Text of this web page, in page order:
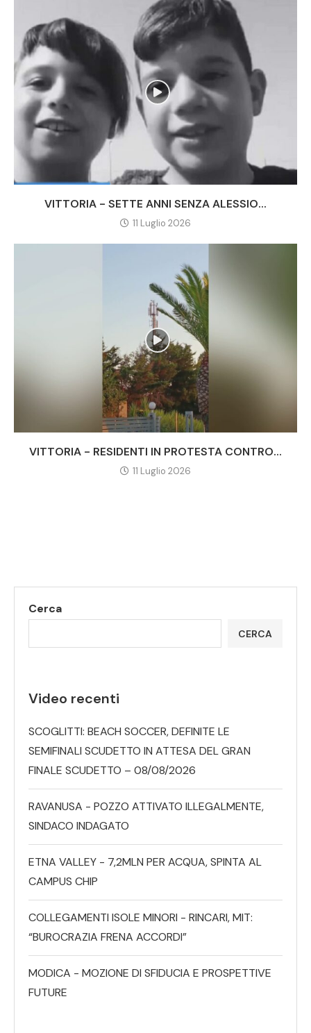
VITTORIA - SETTE ANNI SENZA ALESSIO...
11 Luglio 2026
VITTORIA - RESIDENTI IN PROTESTA CONTRO...
11 Luglio 2026
Cerca
CERCA
Video recenti
SCOGLITTI: BEACH SOCCER, DEFINITE LE
SEMIFINALI SCUDETTO IN ATTESA DEL GRAN
FINALE SCUDETTO – 08/08/2026
RAVANUSA - POZZO ATTIVATO ILLEGALMENTE,
SINDACO INDAGATO
ETNA VALLEY - 7,2MLN PER ACQUA, SPINTA AL
CAMPUS CHIP
COLLEGAMENTI ISOLE MINORI - RINCARI, MIT:
“BUROCRAZIA FRENA ACCORDI”
MODICA - MOZIONE DI SFIDUCIA E PROSPETTIVE
FUTURE